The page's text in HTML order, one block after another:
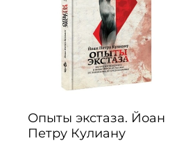
Опыты экстаза. Йоан
Петру Кулиану